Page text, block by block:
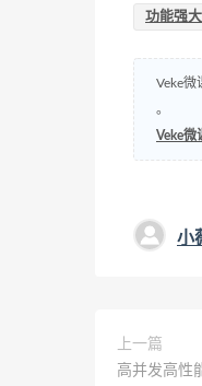
功能强大
Veke微
。
Veke微
小
上一篇
高并发高性